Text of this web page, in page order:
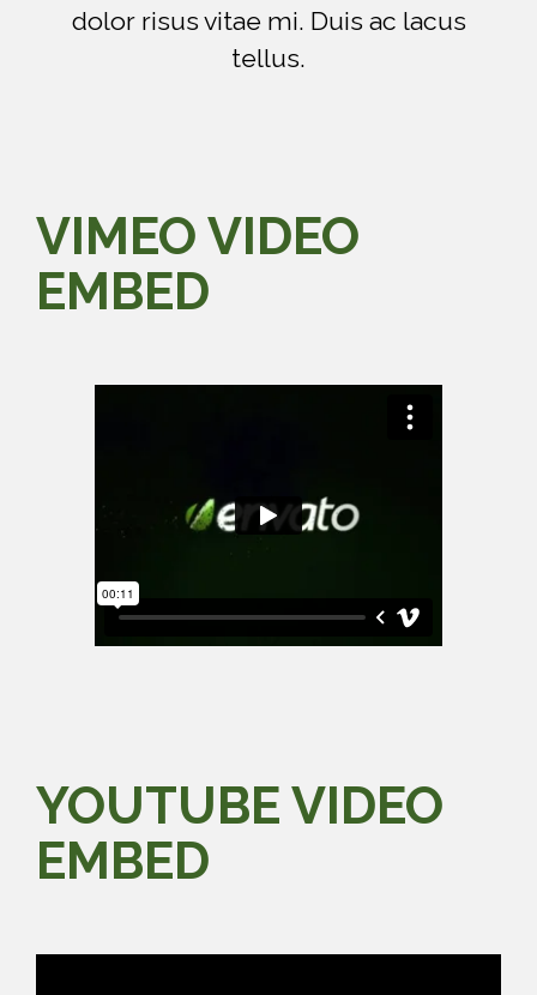
dolor risus vitae mi. Duis ac lacus
tellus.
VIMEO VIDEO
EMBED
YOUTUBE VIDEO
EMBED